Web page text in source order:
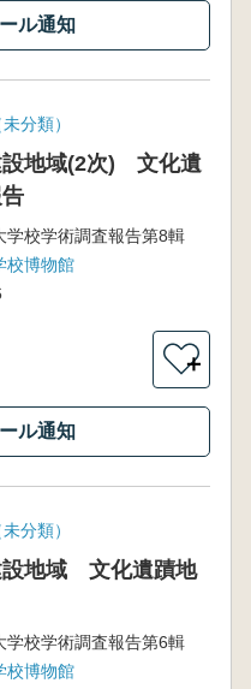
ル通知
分類）
設地域(2次) 文化遺
学校学術調査報告第8輯
校博物館
＋
ル通知
分類）
設地域 文化遺蹟地
学校学術調査報告第6輯
校博物館